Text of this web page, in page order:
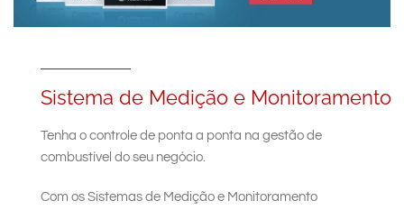
Español
Srpski
Middle East and Africa
India
Australia
Sistema de Medição e Monitoramento
Tenha o controle de ponta a ponta na gestão de
combustível do seu negócio.
Com os Sistemas de Medição e Monitoramento